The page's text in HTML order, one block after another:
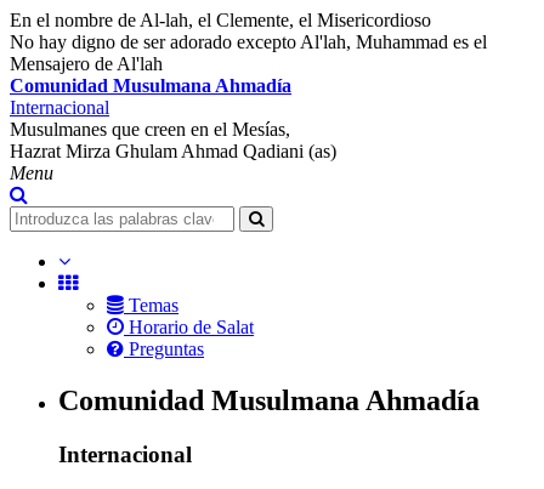
En el nombre de Al-lah, el Clemente, el Misericordioso
No hay digno de ser adorado excepto Al'lah, Muhammad es el
Mensajero de Al'lah
Comunidad Musulmana Ahmadía
Internacional
Musulmanes que creen en el Mesías,
Hazrat Mirza Ghulam Ahmad Qadiani (as)
Menu
Temas
Horario de Salat
Preguntas
Comunidad Musulmana Ahmadía
Internacional